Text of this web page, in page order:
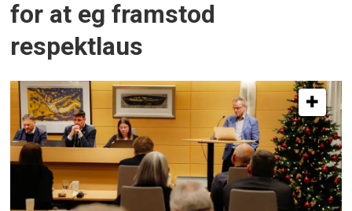
for at eg framstod
respektlaus